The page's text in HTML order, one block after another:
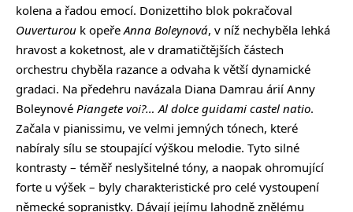
kolena a řadou emocí. Donizettiho blok pokračoval
Ouverturou k opeřeAnna Boleynová, v níž nechyběla lehká
hravost a koketnost, ale v dramatičtějších částech
orchestru chyběla razance a odvaha k větší dynamické
gradaci. Na předehru navázala Diana Damrau árií Anny
Boleynové Piangete voi?… Al dolce guidami castel natio.
Začala v pianissimu, ve velmi jemných tónech, které
nabíraly sílu se stoupající výškou melodie. Tyto silné
kontrasty – téměř neslyšitelné tóny, a naopak ohromující
forte u výšek – byly charakteristické pro celé vystoupení
německé sopranistky. Dávají jejímu lahodně znělému